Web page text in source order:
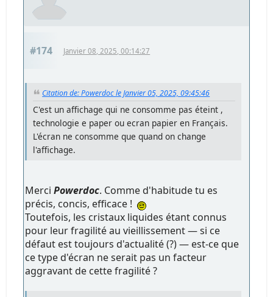
#174 Janvier 08, 2025, 00:14:27
Citation de: Powerdoc le Janvier 05, 2025, 09:45:46
C'est un affichage qui ne consomme pas éteint ,
technologie e paper ou ecran papier en Français.
L'écran ne consomme que quand on change
l'affichage.
MerciPowerdoc. Comme d'habitude tu es
précis, concis, efficace !
Toutefois, les cristaux liquides étant connus
pour leur fragilité au vieillissement — si ce
défaut est toujours d'actualité (?) — est-ce que
ce type d'écran ne serait pas un facteur
aggravant de cette fragilité ?